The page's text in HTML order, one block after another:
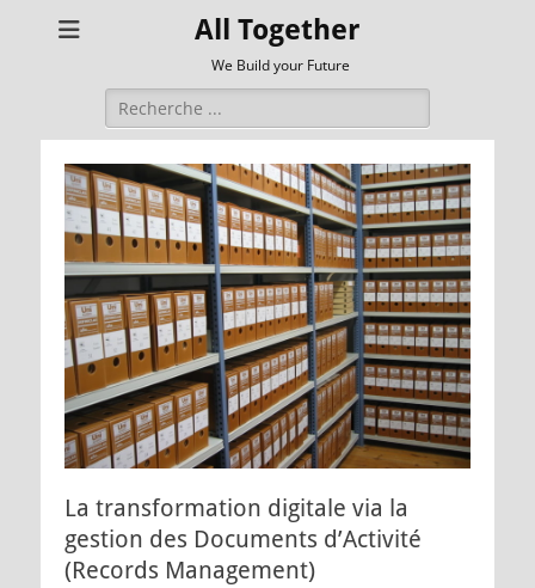
All Together
We Build your Future
Rechercher :
La transformation digitale via la
gestion des Documents d’Activité
(Records Management)